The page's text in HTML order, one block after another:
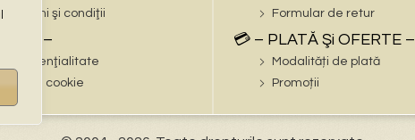
Termeni şi condiţii
–
Confidenţialitate
Politica cookie
Formular de retur
💳 – PLATĂ Şi OFERTE –
Modalități de plată
Promoții